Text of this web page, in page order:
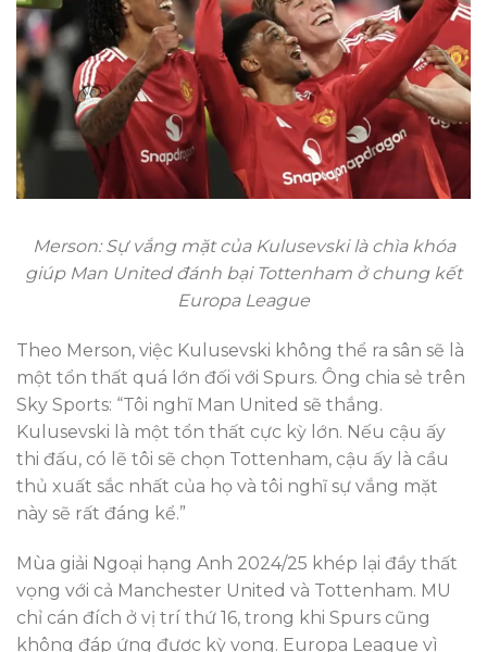
Merson: Sự vắng mặt của Kulusevski là chìa khóa
giúp Man United đánh bại Tottenham ở chung kết
Europa League
Theo Merson, việc Kulusevski không thể ra sân sẽ là
một tổn thất quá lớn đối với Spurs. Ông chia sẻ trên
Sky Sports: “Tôi nghĩ Man United sẽ thắng.
Kulusevski là một tổn thất cực kỳ lớn. Nếu cậu ấy
thi đấu, có lẽ tôi sẽ chọn Tottenham, cậu ấy là cầu
thủ xuất sắc nhất của họ và tôi nghĩ sự vắng mặt
này sẽ rất đáng kể.”
Mùa giải Ngoại hạng Anh 2024/25 khép lại đầy thất
vọng với cả Manchester United và Tottenham. MU
chỉ cán đích ở vị trí thứ 16, trong khi Spurs cũng
không đáp ứng được kỳ vọng. Europa League vì